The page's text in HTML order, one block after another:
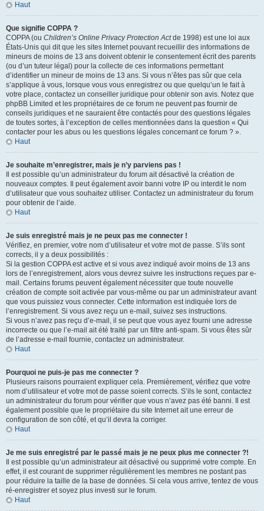
Haut
Que signifie COPPA ?
COPPA (ou Children’s Online Privacy Protection Actde 1998) est une loi aux
États-Unis qui dit que les sites Internet pouvant recueillir des informations de
mineurs de moins de 13 ans doivent obtenir le consentement écrit des parents
(ou d’un tuteur légal) pour la collecte de ces informations permettant
d’identifier un mineur de moins de 13 ans. Si vous n’êtes pas sûr que cela
s’applique à vous, lorsque vous vous enregistrez ou que quelqu’un le fait à
votre place, contactez un conseiller juridique pour obtenir son avis. Notez que
phpBB Limited et les propriétaires de ce forum ne peuvent pas fournir de
conseils juridiques et ne sauraient être contactés pour des questions légales
de toutes sortes, à l’exception de celles mentionnées dans la question « Qui
contacter pour les abus ou les questions légales concernant ce forum ? ».
Haut
Je souhaite m’enregistrer, mais je n’y parviens pas !
Il est possible qu’un administrateur du forum ait désactivé la création de
nouveaux comptes. Il peut également avoir banni votre IP ou interdit le nom
d’utilisateur que vous souhaitez utiliser. Contactez un administrateur du forum
pour obtenir de l’aide.
Haut
Je suis enregistré mais je ne peux pas me connecter !
Vérifiez, en premier, votre nom d’utilisateur et votre mot de passe. S’ils sont
corrects, il y a deux possibilités :
Si la gestion COPPA est active et si vous avez indiqué avoir moins de 13 ans
lors de l’enregistrement, alors vous devrez suivre les instructions reçues par e-
mail. Certains forums peuvent également nécessiter que toute nouvelle
création de compte soit activée par vous-même ou par un administrateur avant
que vous puissiez vous connecter. Cette information est indiquée lors de
l’enregistrement. Si vous avez reçu un e-mail, suivez ses instructions.
Si vous n’avez pas reçu d’e-mail, il se peut que vous ayez fourni une adresse
incorrecte ou que l’e-mail ait été traité par un filtre anti-spam. Si vous êtes sûr
de l’adresse e-mail fournie, contactez un administrateur.
Haut
Pourquoi ne puis-je pas me connecter ?
Plusieurs raisons pourraient expliquer cela. Premièrement, vérifiez que votre
nom d’utilisateur et votre mot de passe soient corrects. S’ils le sont, contactez
un administrateur du forum pour vérifier que vous n’avez pas été banni. Il est
également possible que le propriétaire du site Internet ait une erreur de
configuration de son côté, et qu’il devra la corriger.
Haut
Je me suis enregistré par le passé mais je ne peux plus me connecter ?!
Il est possible qu’un administrateur ait désactivé ou supprimé votre compte. En
effet, il est courant de supprimer régulièrement les membres ne postant pas
pour réduire la taille de la base de données. Si cela vous arrive, tentez de vous
ré-enregistrer et soyez plus investi sur le forum.
Haut